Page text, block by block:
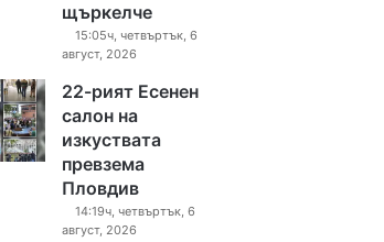
щъркелче
15:05ч, четвъртък, 6
август, 2026
22-рият Есенен
салон на
изкуствата
превзема
Пловдив
14:19ч, четвъртък, 6
август, 2026